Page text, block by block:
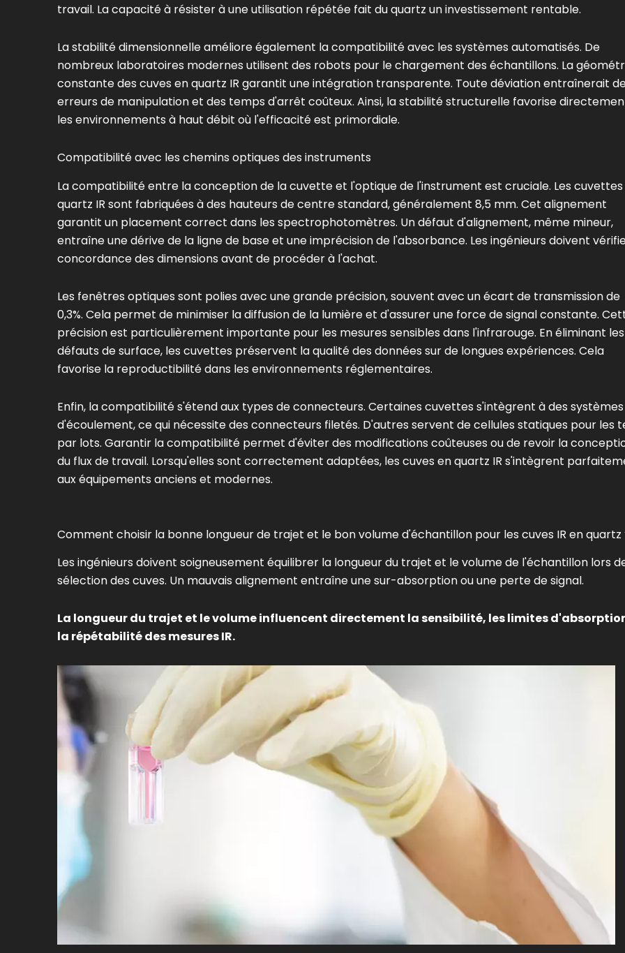
travail. La capacité à résister à une utilisation répétée fait du quartz un investissement rentable.
La stabilité dimensionnelle améliore également la compatibilité avec les systèmes automatisés. De
nombreux laboratoires modernes utilisent des robots pour le chargement des échantillons. La
constante des cuves en quartz IR garantit une intégration transparente. Toute déviation entraînerait
erreurs de manipulation et des temps d'arrêt coûteux. Ainsi, la stabilité structurelle favorise
les environnements à haut débit où l'efficacité est primordiale.
Compatibilité avec les chemins optiques des instruments
La compatibilité entre la conception de la cuvette et l'optique de l'instrument est cruciale. Les
quartz IR sont fabriquées à des hauteurs de centre standard, généralement 8,5 mm. Cet alignement
garantit un placement correct dans les spectrophotomètres. Un défaut d'alignement, même mineur,
entraîne une dérive de la ligne de base et une imprécision de l'absorbance. Les ingénieurs doivent
concordance des dimensions avant de procéder à l'achat.
Les fenêtres optiques sont polies avec une grande précision, souvent avec un écart de transmission de
0,3%. Cela permet de minimiser la diffusion de la lumière et d'assurer une force de signal constante.
précision est particulièrement importante pour les mesures sensibles dans l'infrarouge. En éliminant les
défauts de surface, les cuvettes préservent la qualité des données sur de longues expériences. Cela
favorise la reproductibilité dans les environnements réglementaires.
Enfin, la compatibilité s'étend aux types de connecteurs. Certaines cuvettes s'intègrent à des systèmes
d'écoulement, ce qui nécessite des connecteurs filetés. D'autres servent de cellules statiques pour les
par lots. Garantir la compatibilité permet d'éviter des modifications coûteuses ou de revoir la
du flux de travail. Lorsqu'elles sont correctement adaptées, les cuves en quartz IR s'intègrent
aux équipements anciens et modernes.
Comment choisir la bonne longueur de trajet et le bon volume d'échantillon pour les cuves IR en quartz
Les ingénieurs doivent soigneusement équilibrer la longueur du trajet et le volume de l'échantillon lors
sélection des cuves. Un mauvais alignement entraîne une sur-absorption ou une perte de signal.
La longueur du trajet et le volume influencent directement la sensibilité, les limites
la répétabilité des mesures IR.